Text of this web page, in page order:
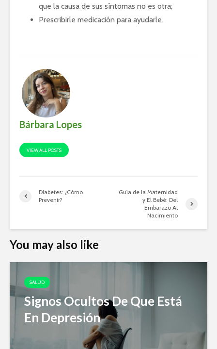
que la causa de sus síntomas no es otra;
Prescribirle medicación para ayudarle.
Bárbara Lopes
VIEW ALL POSTS
Diabetes: ¿Cómo
Prevenir?
Guía de la Maternidad
y El Bebé: Del
Embarazo Al
Nacimiento
You may also like
SALUD
Signos Ocultos De Que Está
En Depresión